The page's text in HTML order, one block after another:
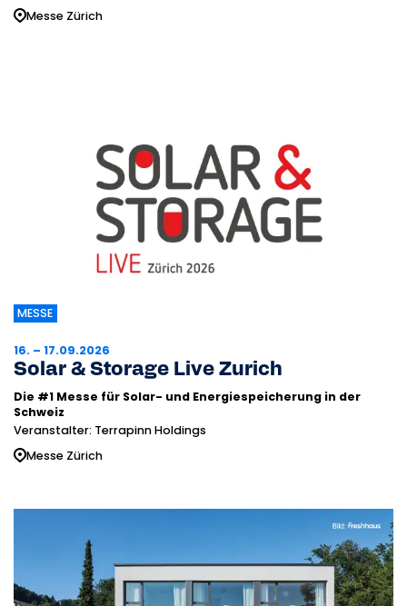
Messe Zürich
MESSE
16. – 17.09.2026
Solar & Storage Live Zurich
Die #1 Messe für Solar- und Energiespeicherung in der
Schweiz
Veranstalter: Terrapinn Holdings
Messe Zürich